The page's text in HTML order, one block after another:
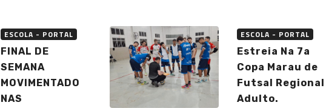
ESCOLA - PORTAL
FINAL DE
SEMANA
MOVIMENTADO
NAS
ESCOLA - PORTAL
Estreia Na 7a
Copa Marau de
Futsal Regional
Adulto.